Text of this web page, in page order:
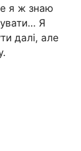
я ж знаю
Я
далі, але